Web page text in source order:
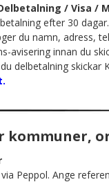
/ Visa /
efter 30 dagar.
du namn, adress,
avisering innan du
du delbetalning
kommuner,
Peppol. Ange